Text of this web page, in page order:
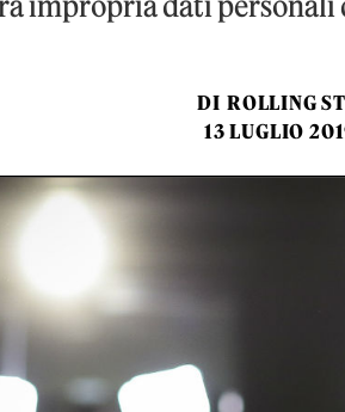
DI ROLLING
13 LUGLIO